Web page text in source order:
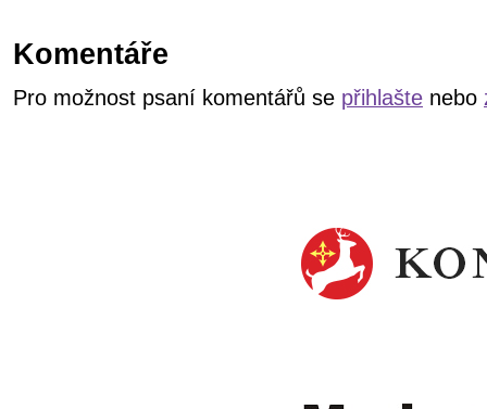
Komentáře
Pro možnost psaní komentářů se přihlašte nebo